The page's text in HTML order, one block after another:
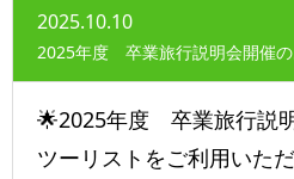
2025.10.10
2025年度 卒業旅行説明会開催
🌟2025年度 卒業旅行説
ツーリストをご利用いた